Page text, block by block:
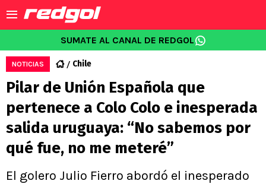
SUMATE AL CANAL DE REDGOL
NOTICIAS Chile
Pilar de Unión Española que
pertenece a Colo Colo e inesperada
salida uruguaya: “No sabemos por
qué fue, no me meteré”
El golero Julio Fierro abordó el inesperado